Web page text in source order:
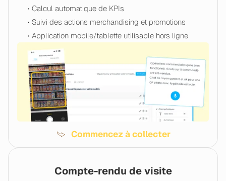
• Calcul automatique de KPIs
• Suivi des actions merchandising et promotions
• Application mobile/tablette utilisable hors ligne
Commencez à collecter
Compte-rendu de visite